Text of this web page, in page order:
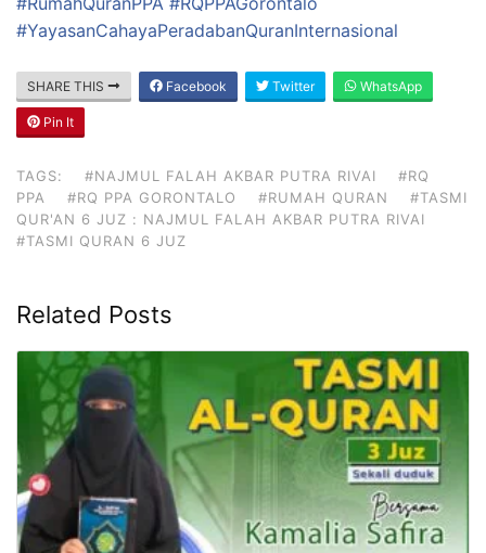
#YayasanCahayaPeradabanQuranInternasional
SHARE THIS Facebook Twitter WhatsApp
Pin It
TAGS: #NAJMUL FALAH AKBAR PUTRA RIVAI
#RQ
PPA
#RQ PPA GORONTALO #RUMAH QURAN
#TASMI
QUR'AN 6 JUZ : NAJMUL FALAH AKBAR PUTRA RIVAI
#TASMI QURAN 6 JUZ
Related Posts